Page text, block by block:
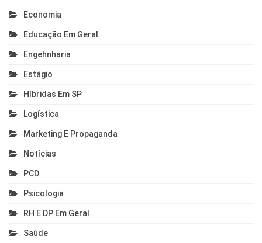
Economia
Educação Em Geral
Engehnharia
Estágio
Híbridas Em SP
Logística
Marketing E Propaganda
Notícias
PCD
Psicologia
RH E DP Em Geral
Saúde